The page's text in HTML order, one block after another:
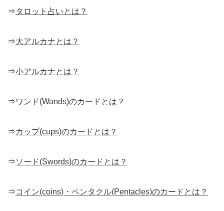
⇒タロット占いとは？
⇒大アルカナとは？
⇒小アルカナとは？
⇒ワンド(Wands)のカードとは？
⇒カップ(cups)のカードとは？
⇒ソード(Swords)のカードとは？
⇒コイン(coins)・ペンタクル(Pentacles)のカードとは？